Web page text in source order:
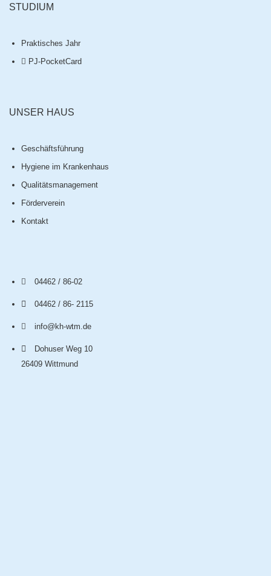
STUDIUM
Praktisches Jahr
PJ-PocketCard
UNSER HAUS
Geschäftsführung
Hygiene im Krankenhaus
Qualitätsmanagement
Förderverein
Kontakt
04462 / 86-02
04462 / 86- 2115
info@kh-wtm.de
Dohuser Weg 10
26409 Wittmund